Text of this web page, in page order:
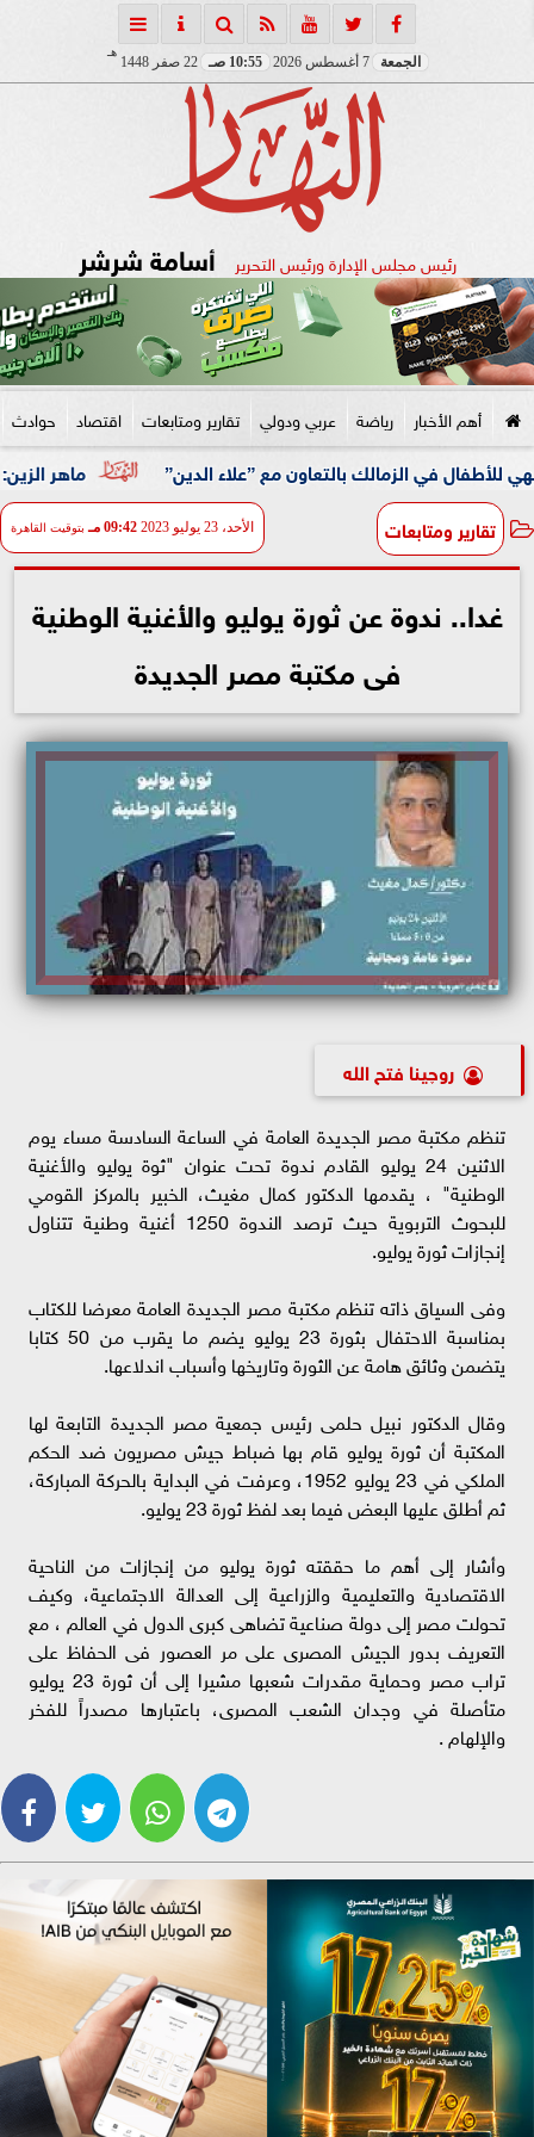
الجمعة 7 أغسطس 2026 10:55 صـ 22 صفر 1448
هـ
رئيس مجلس الإدارة ورئيس التحرير أسامة شرشر
أهم الأخبار رياضة عربي ودولي تقارير ومتابعات اقتصاد حوادث
ماهر الزين: 25 حافلة تُعيد 1250 سودانيًا ضمن الفوج الـ41.. والالتزام بوثائق السفر عزز انسيابية العودة الطوعية الزمالك بالتعاون مع ”علاء الدين”
تقارير ومتابعات الأحد، 23 يوليو 2023 09:42 مـ بتوقيت القاهرة
غدا.. ندوة عن ثورة يوليو والأغنية الوطنية
فى مكتبة مصر الجديدة
روچينا فتح الله
تنظم مكتبة مصر الجديدة العامة في الساعة السادسة مساء يوم
الاثنين 24 يوليو القادم ندوة تحت عنوان "ثوة يوليو والأغنية
الوطنية" ، يقدمها الدكتور كمال مغيث، الخبير بالمركز القومي
للبحوث التربوية حيث ترصد الندوة 1250 أغنية وطنية تتناول
إنجازات ثورة يوليو.
وفى السياق ذاته تنظم مكتبة مصر الجديدة العامة معرضا للكتاب
بمناسبة الاحتفال بثورة 23 يوليو يضم ما يقرب من 50 كتابا
يتضمن وثائق هامة عن الثورة وتاريخها وأسباب اندلاعها.
وقال الدكتور نبيل حلمى رئيس جمعية مصر الجديدة التابعة لها
المكتبة أن ثورة يوليو قام بها ضباط جيش مصريون ضد الحكم
الملكي في 23 يوليو 1952، وعرفت في البداية بالحركة المباركة،
ثم أطلق عليها البعض فيما بعد لفظ ثورة 23 يوليو.
وأشار إلى أهم ما حققته ثورة يوليو من إنجازات من الناحية
الاقتصادية والتعليمية والزراعية إلى العدالة الاجتماعية، وكيف
تحولت مصر إلى دولة صناعية تضاهى كبرى الدول في العالم ، مع
التعريف بدور الجيش المصرى على مر العصور فى الحفاظ على
تراب مصر وحماية مقدرات شعبها مشيرا إلى أن ثورة 23 يوليو
متأصلة في وجدان الشعب المصرى، باعتبارها مصدراً للفخر
والإلهام .